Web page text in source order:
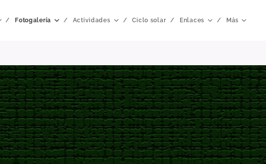
Fotogalería Actividades Ciclo solar Enlaces Más